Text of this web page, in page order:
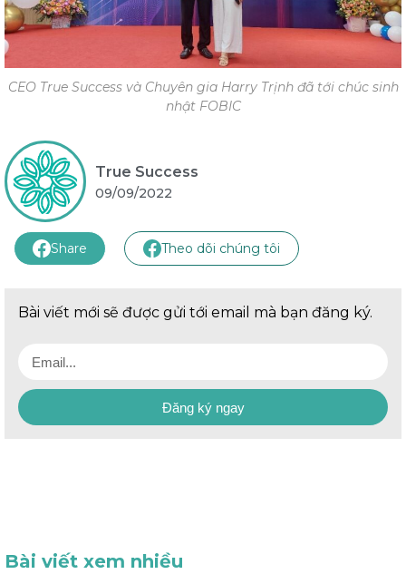
CEO True Success và Chuyên gia Harry Trịnh đã tới chúc sinh
nhật FOBIC
True Success
09/09/2022
Share Theo dõi chúng tôi
Bài viết mới sẽ được gửi tới email mà bạn đăng ký.
Đăng ký ngay
Bài viết xem nhiều